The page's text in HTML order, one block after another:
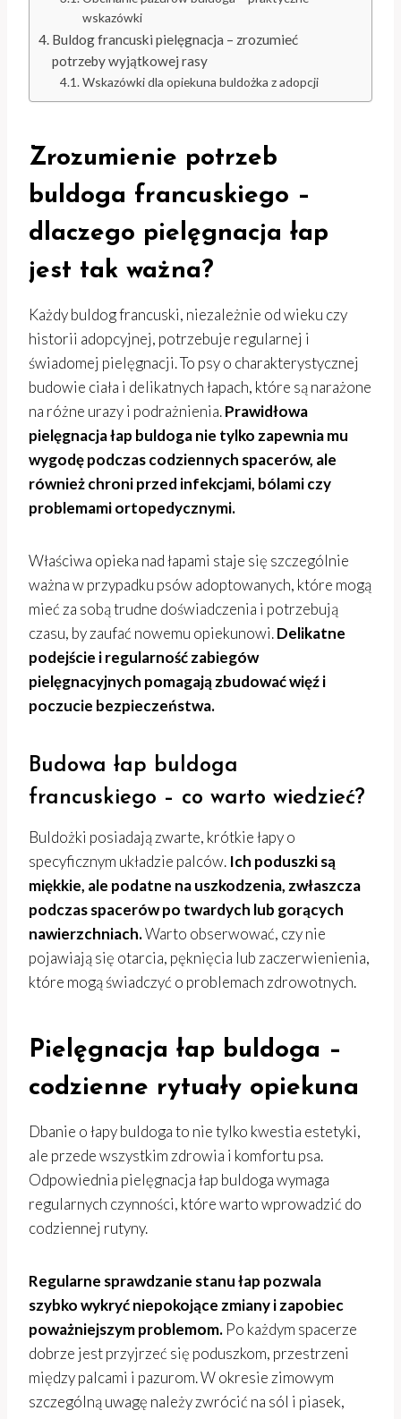
wskazówki
Buldog francuski pielęgnacja – zrozumieć
potrzeby wyjątkowej rasy
Wskazówki dla opiekuna buldożka z adopcji
Zrozumienie potrzeb
buldoga francuskiego –
dlaczego pielęgnacja łap
jest tak ważna?
Każdy buldog francuski, niezależnie od wieku czy
historii adopcyjnej, potrzebuje regularnej i
świadomej pielęgnacji. To psy o charakterystycznej
budowie ciała i delikatnych łapach, które są narażone
na różne urazy i podrażnienia.Prawidłowa
pielęgnacja łap buldoga nie tylko zapewnia mu
wygodę podczas codziennych spacerów, ale
również chroni przed infekcjami, bólami czy
problemami ortopedycznymi.
Właściwa opieka nad łapami staje się szczególnie
ważna w przypadku psów adoptowanych, które mogą
mieć za sobą trudne doświadczenia i potrzebują
czasu, by zaufać nowemu opiekunowi.Delikatne
podejście i regularność zabiegów
pielęgnacyjnych pomagają zbudować więź i
poczucie bezpieczeństwa.
Budowa łap buldoga
francuskiego – co warto wiedzieć?
Buldożki posiadają zwarte, krótkie łapy o
specyficznym układzie palców. Ich poduszki są
miękkie, ale podatne na uszkodzenia, zwłaszcza
podczas spacerów po twardych lub gorących
nawierzchniach.Warto obserwować, czy nie
pojawiają się otarcia, pęknięcia lub zaczerwienienia,
które mogą świadczyć o problemach zdrowotnych.
Pielęgnacja łap buldoga –
codzienne rytuały opiekuna
Dbanie o łapy buldoga to nie tylko kwestia estetyki,
ale przede wszystkim zdrowia i komfortu psa.
Odpowiednia pielęgnacja łap buldoga wymaga
regularnych czynności, które warto wprowadzić do
codziennej rutyny.
Regularne sprawdzanie stanu łap pozwala
szybko wykryć niepokojące zmiany i zapobiec
poważniejszym problemom. Po każdym spacerze
dobrze jest przyjrzeć się poduszkom, przestrzeni
między palcami i pazurom. W okresie zimowym
szczególną uwagę należy zwrócić na sól i piasek,